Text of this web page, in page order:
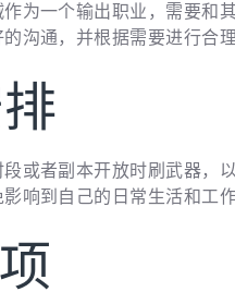
为一个输出职业，需要和
沟通，并根据需要进行合
或者副本开放时刷武器，
响到自己的日常生活和工作